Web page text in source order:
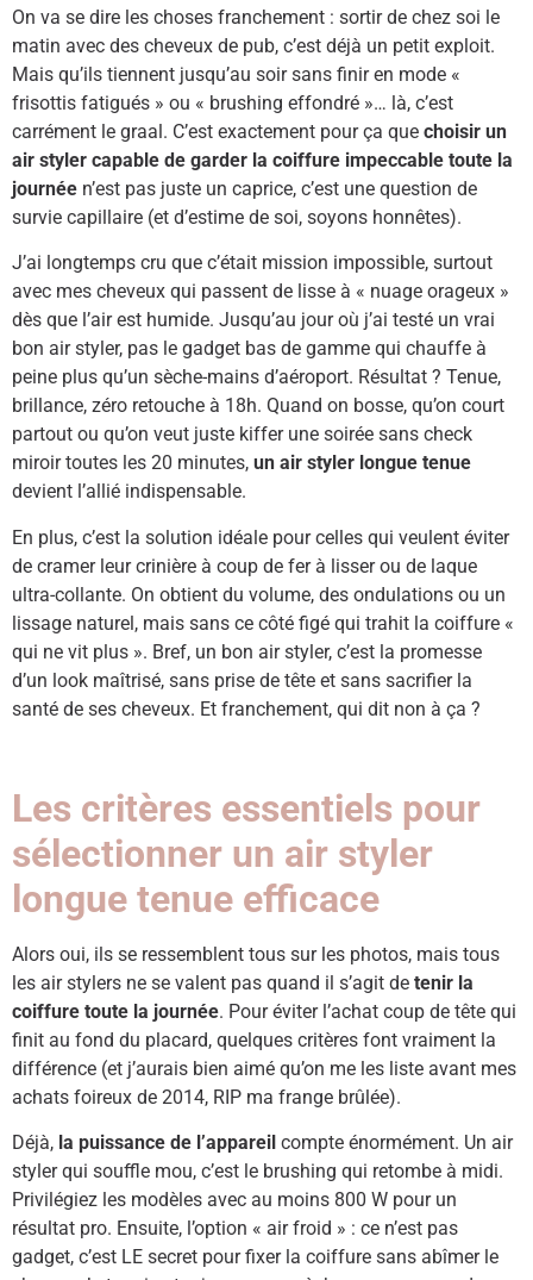
On va se dire les choses franchement : sortir de chez soi le
matin avec des cheveux de pub, c’est déjà un petit exploit.
Mais qu’ils tiennent jusqu’au soir sans finir en mode «
frisottis fatigués » ou « brushing effondré »… là, c’est
carrément le graal. C’est exactement pour ça que choisir un
air styler capable de garder la coiffure impeccable toute la
journée n’est pas juste un caprice, c’est une question de
survie capillaire (et d’estime de soi, soyons honnêtes).
J’ai longtemps cru que c’était mission impossible, surtout
avec mes cheveux qui passent de lisse à « nuage orageux »
dès que l’air est humide. Jusqu’au jour où j’ai testé un vrai
bon air styler, pas le gadget bas de gamme qui chauffe à
peine plus qu’un sèche-mains d’aéroport. Résultat ? Tenue,
brillance, zéro retouche à 18h. Quand on bosse, qu’on court
partout ou qu’on veut juste kiffer une soirée sans check
miroir toutes les 20 minutes, un air styler longue tenue
devient l’allié indispensable.
En plus, c’est la solution idéale pour celles qui veulent éviter
de cramer leur crinière à coup de fer à lisser ou de laque
ultra-collante. On obtient du volume, des ondulations ou un
lissage naturel, mais sans ce côté figé qui trahit la coiffure «
qui ne vit plus ». Bref, un bon air styler, c’est la promesse
d’un look maîtrisé, sans prise de tête et sans sacrifier la
santé de ses cheveux. Et franchement, qui dit non à ça ?
Les critères essentiels pour
sélectionner un air styler
longue tenue efficace
Alors oui, ils se ressemblent tous sur les photos, mais tous
les air stylers ne se valent pas quand il s’agit de tenir la
coiffure toute la journée. Pour éviter l’achat coup de tête qui
finit au fond du placard, quelques critères font vraiment la
différence (et j’aurais bien aimé qu’on me les liste avant mes
achats foireux de 2014, RIP ma frange brûlée).
Déjà, la puissance de l’appareil compte énormément. Un air
styler qui souffle mou, c’est le brushing qui retombe à midi.
Privilégiez les modèles avec au moins 800 W pour un
résultat pro. Ensuite, l’option « air froid » : ce n’est pas
gadget, c’est LE secret pour fixer la coiffure sans abîmer le